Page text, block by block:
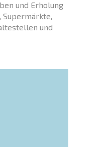
und Erholung
und